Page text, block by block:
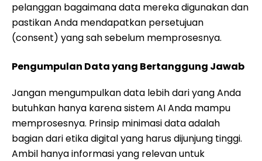
pelanggan bagaimana data mereka digunakan dan
pastikan Anda mendapatkan persetujuan
(consent) yang sah sebelum memprosesnya.
Pengumpulan Data yang Bertanggung Jawab
Jangan mengumpulkan data lebih dari yang Anda
butuhkan hanya karena sistem AI Anda mampu
memprosesnya. Prinsip minimasi data adalah
bagian dari etika digital yang harus dijunjung tinggi.
Ambil hanya informasi yang relevan untuk